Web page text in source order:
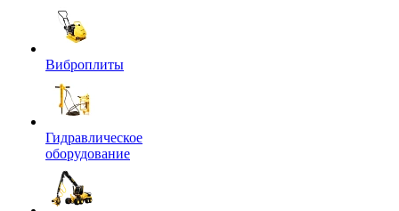
Виброплиты
Гидравлическое
оборудование